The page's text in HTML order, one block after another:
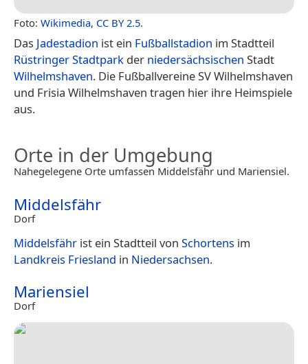
Foto: Wikimedia, CC BY 2.5.
Das Jadestadion ist ein Fußballstadion im Stadtteil
Rüstringer Stadtpark der niedersächsischen Stadt
Wilhelmshaven. Die Fußballvereine SV Wilhelmshaven
und Frisia Wilhelmshaven tragen hier ihre Heimspiele
aus.
Orte in der Umgebung
Nahegelegene Orte umfassen Middelsfähr und Mariensiel.
Middelsfähr
Dorf
Middelsfähr ist ein Stadtteil von Schortens im
Landkreis Friesland in Niedersachsen.
Mariensiel
Dorf